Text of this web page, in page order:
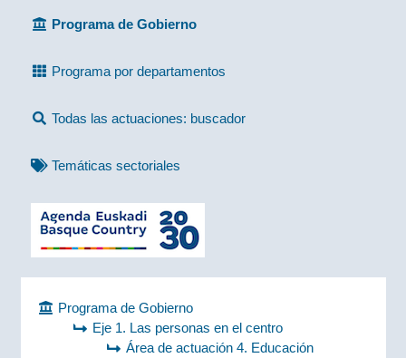
Programa de Gobierno
Programa por departamentos
Todas las actuaciones: buscador
Temáticas sectoriales
Programa de Gobierno
Eje 1. Las personas en el centro
Área de actuación 4. Educación